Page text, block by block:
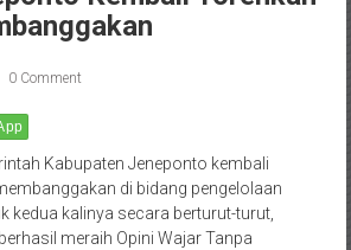
0 Comment
Kabupaten Jeneponto kembali
di bidang pengelolaan
kedua kalinya secara berturut-turut,
meraih Opini Wajar Tanpa